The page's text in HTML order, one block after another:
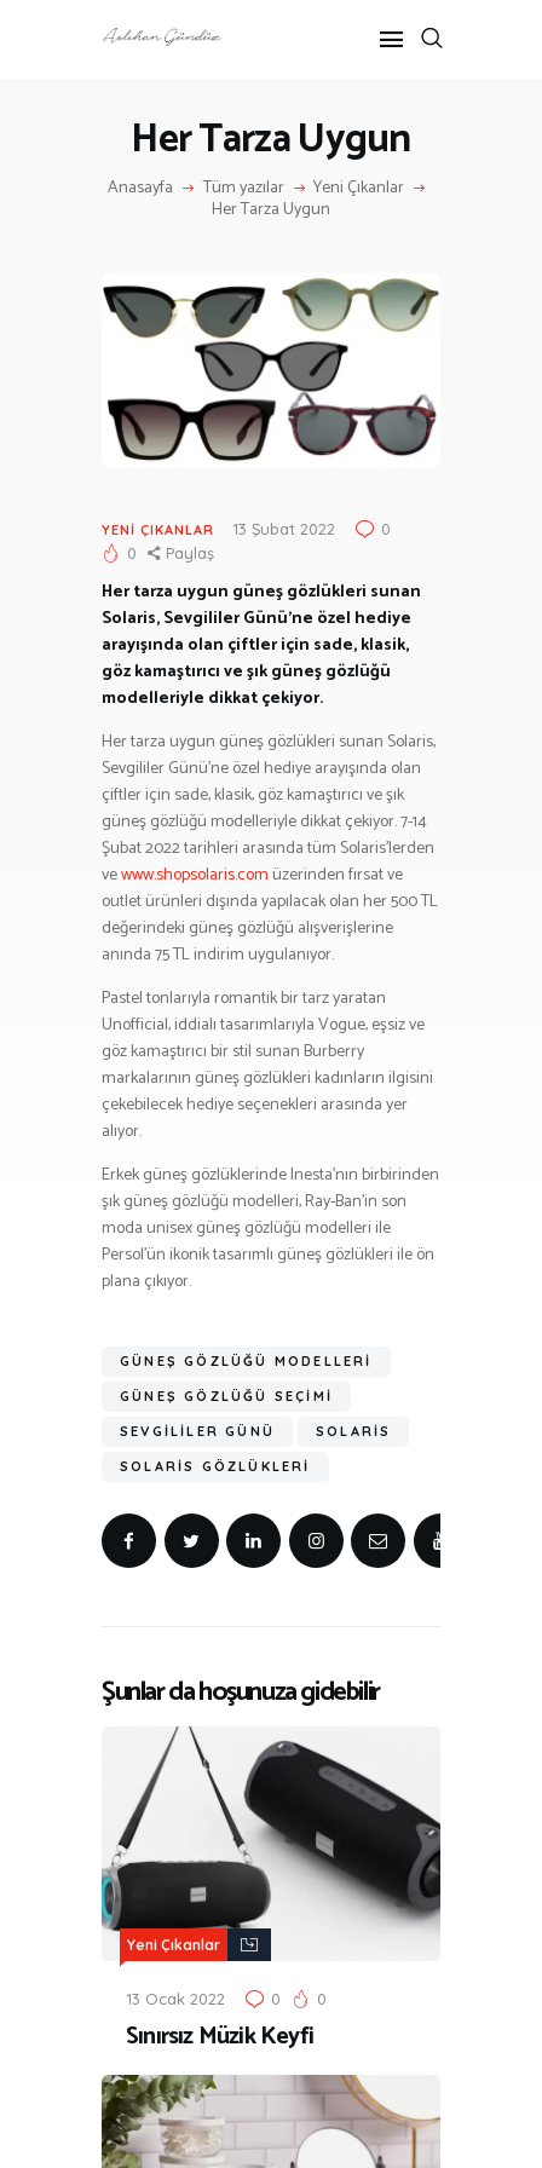
Her Tarza Uygun
Anasayfa Tüm yazılar Yeni Çıkanlar
Her Tarza Uygun
RÖPORTAJ
HAKKIMDA
İLETIŞIM
YENI ÇIKANLAR 13 Şubat 2022
0
0
Paylaş
Her tarza uygun güneş gözlükleri sunan
Solaris, Sevgililer Günü’ne özel hediye
arayışında olan çiftler için sade, klasik,
göz kamaştırıcı ve şık güneş gözlüğü
modelleriyle dikkat çekiyor.
Her tarza uygun güneş gözlükleri sunan Solaris,
Sevgililer Günü’ne özel hediye arayışında olan
çiftler için sade, klasik, göz kamaştırıcı ve şık
güneş gözlüğü modelleriyle dikkat çekiyor. 7-14
Şubat 2022 tarihleri arasında tüm Solaris’lerden
vewww.shopsolaris.com üzerinden fırsat ve
outlet ürünleri dışında yapılacak olan her 500 TL
değerindeki güneş gözlüğü alışverişlerine
anında 75 TL indirim uygulanıyor.
Pastel tonlarıyla romantik bir tarz yaratan
Unofficial, iddialı tasarımlarıyla Vogue, eşsiz ve
göz kamaştırıcı bir stil sunan Burberry
markalarının güneş gözlükleri kadınların ilgisini
çekebilecek hediye seçenekleri arasında yer
alıyor.
Erkek güneş gözlüklerinde Inesta’nın birbirinden
şık güneş gözlüğü modelleri, Ray-Ban’in son
moda unisex güneş gözlüğü modelleri ile
Persol’ün ikonik tasarımlı güneş gözlükleri ile ön
plana çıkıyor.
GÜNEŞ GÖZLÜĞÜ MODELLERI
GÜNEŞ GÖZLÜĞÜ SEÇIMI
SEVGILILER GÜNÜ SOLARIS
SOLARIS GÖZLÜKLERI
Şunlar da hoşunuza gidebilir
Yeni Çıkanlar
13 Ocak 2022 0 0
Sınırsız Müzik Keyfi